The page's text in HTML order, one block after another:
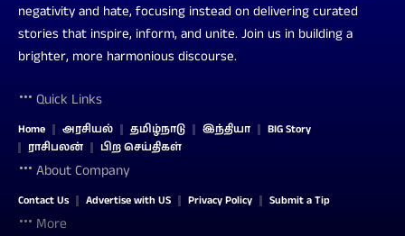
negativity and hate, focusing instead on delivering curated
stories that inspire, inform, and unite. Join us in building a
brighter, more harmonious discourse.
Quick Links
Home அரசியல் தமிழ்நாடு இந்தியா
BIG Story
ராசிபலன்
பிற செய்திகள்
About Company
Contact Us Advertise with US Privacy Policy Submit a Tip
More